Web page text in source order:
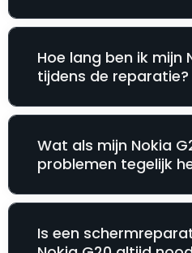
Hoe lang ben ik mijn
tijdens de reparatie?
Wat als mijn Nokia
problemen tegelijk
Is een